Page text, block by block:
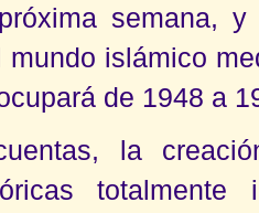
semana,
mundo islámico
de 1948 a
la